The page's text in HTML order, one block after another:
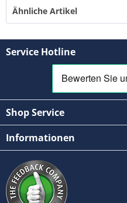
Ähnliche Artikel
Service Hotline
Shop Service
Informationen